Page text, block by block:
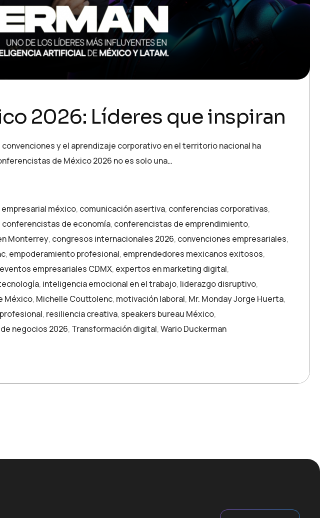
2026: Líderes que inspiran
y el aprendizaje corporativo en el territorio nacional ha
de México 2026 no es solo una…
méxico, comunicación asertiva, conferencias corporativas,
conferencistas de economía, conferencistas de emprendimiento,
Monterrey, congresos internacionales 2026, convenciones empresariales,
, empoderamiento profesional, emprendedores mexicanos exitosos,
eventos empresariales CDMX, expertos en marketing digital,
, inteligencia emocional en el trabajo, liderazgo disruptivo,
México, Michelle Couttolenc, motivación laboral, Mr. Monday Jorge Huerta,
, resiliencia creativa, speakers bureau México,
negocios 2026, Transformación digital,Wario Duckerman